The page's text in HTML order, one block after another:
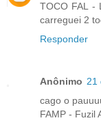
TOCO FAL -
carreguei 2
Responder
Anônimo 21
cago o
FAMP - Fuzil